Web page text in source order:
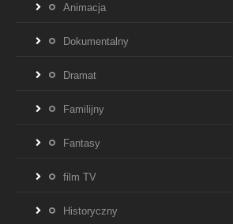
Animacja
Dokumentalny
Dramat
Familijny
Fantasy
film TV
Historyczny